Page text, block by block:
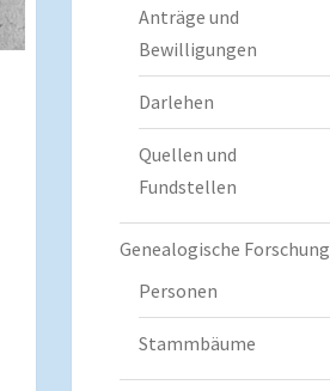
Anträge und
Bewilligungen
Darlehen
Quellen und
Fundstellen
Genealogische Forschung
Personen
Stammbäume